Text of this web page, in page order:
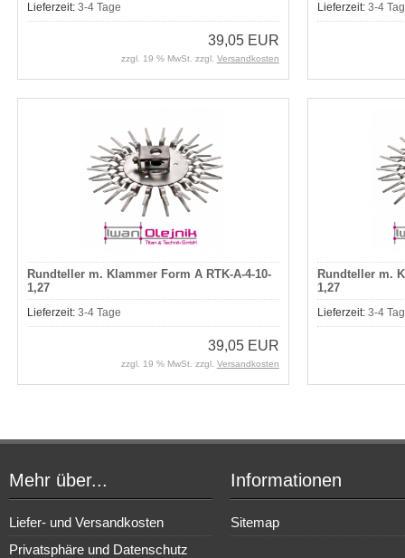
Lieferzeit:3-4 Tage
39,05 EUR
zzgl. 19 % MwSt. zzgl. Versandkosten
Lieferzeit: 3-4
Rundteller m. Klammer Form A RTK-A-4-10-
1,27
Lieferzeit:3-4 Tage
39,05 EUR
zzgl. 19 % MwSt. zzgl. Versandkosten
Rundteller m.
1,27
Lieferzeit: 3-4
Mehr über...
Liefer- und Versandkosten
Privatsphäre und Datenschutz
Informationen
Sitemap